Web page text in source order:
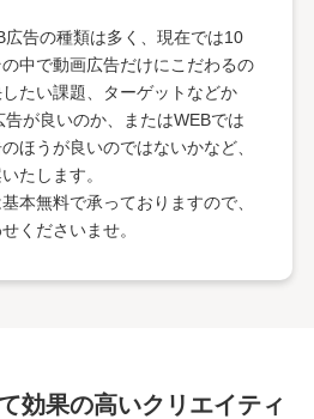
広告の種類は多く、現在では10
中で動画広告だけにこだわるの
たい課題、ターゲットなどか
告が良いのか、またはWEBでは
ほうが良いのではないかなど、
たします。
本無料で承っておりますので、
くださいませ。​
効果の高いクリエイティ